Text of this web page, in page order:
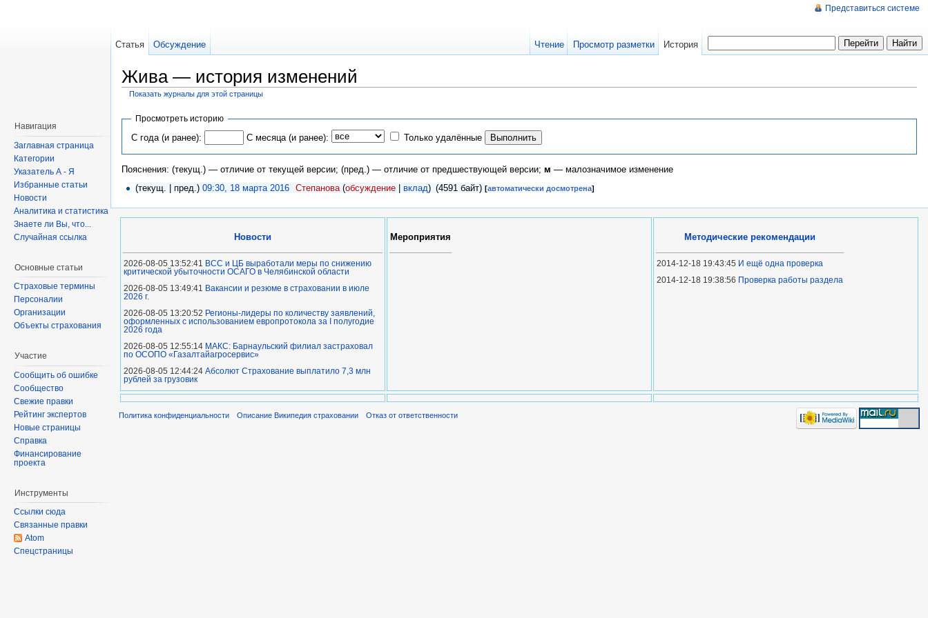
Жива — история изменений
Показать журналы для этой страницы
Просмотреть историю
С года (и ранее): С месяца (и ранее): Только удалённые
Пояснения: (текущ.) — отличие от текущей версии; (пред.) — отличие от предшествующей версии; м — малозначимое изменение
(текущ. | пред.)09:30, 18 марта 2016 Степанова (обсуждение | вклад) (4591 байт) [автоматически досмотрена]
Представиться системе
Статья Обсуждение Чтение Просмотр разметки История
Навигация
Заглавная страница
Категории
Указатель А - Я
Избранные статьи
Новости
Аналитика и статистика
Знаете ли Вы, что...
Случайная ссылка
Основные статьи
Страховые термины
Персоналии
Организации
Объекты страхования
Участие
Сообщить об ошибке
Сообщество
Свежие правки
Рейтинг экспертов
Новые страницы
Справка
Финансирование
проекта
Инструменты
Ссылки сюда
Связанные правки
Atom
Спецстраницы
Новости
2026-08-05 13:52:41 ВСС и ЦБ выработали меры по снижению
критической убыточности ОСАГО в Челябинской области
2026-08-05 13:49:41 Вакансии и резюме в страховании в июле
2026 г.
2026-08-05 13:20:52 Регионы-лидеры по количеству заявлений,
оформленных с использованием европротокола за I полугодие
2026 года
2026-08-05 12:55:14 МАКС: Барнаульский филиал застраховал
по ОСОПО «Газалтайагросервис»
2026-08-05 12:44:24 Абсолют Страхование выплатило 7,3 млн
рублей за грузовик
Мероприятия Методические рекомендации
2014-12-18 19:43:45 И ещё одна проверка
2014-12-18 19:38:56 Проверка работы раздела
Политика конфиденциальности Описание Википедия страховании Отказ от ответственности